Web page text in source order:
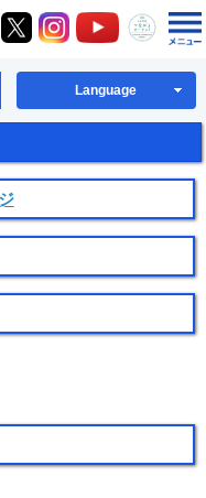
ジ
町LINE
八千代町Facebook
八千代町X八千代町Instagram
八千代町
八千
Language